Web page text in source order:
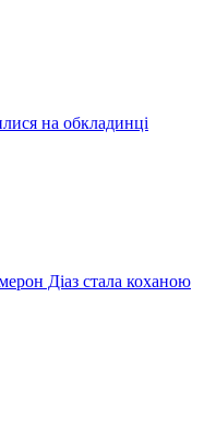
на обкладинці
Діаз стала коханою